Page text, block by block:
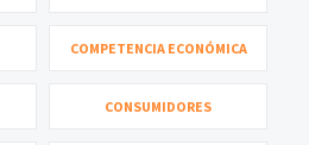
COMPETENCIA ECONÓMICA
CONSUMIDORES